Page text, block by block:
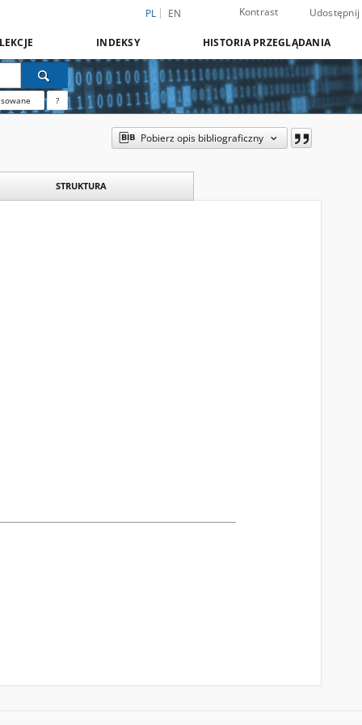
PL EN Kontrast Udostępnij
INDEKSY HISTORIA PRZEGLĄDANIA
?
Pobierz opis bibliograficzny
STRUKTURA